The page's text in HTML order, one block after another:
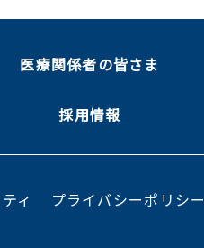
医療関係者の皆さま
採用情報
ィ プライバシーポリシー